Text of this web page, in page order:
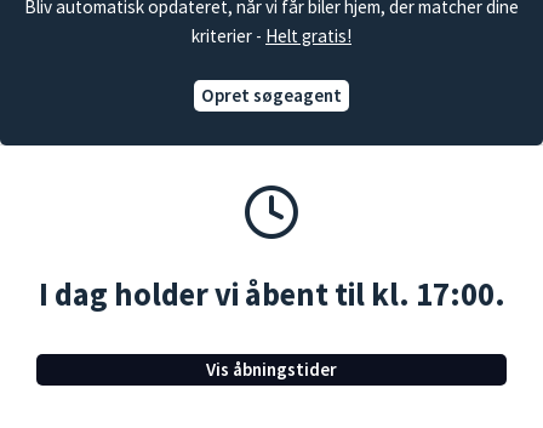
Bliv automatisk opdateret, når vi får biler hjem, der matcher dine
kriterier - Helt gratis!
Opret søgeagent
I dag holder vi åbent til kl. 17:00.
Vis åbningstider